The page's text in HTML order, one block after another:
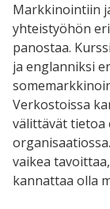
Markkinointiin
yhteistyöhön
panostaa.
ja englanniksi
Verkostoissa
välittävät tietoa
vaikea
kannattaa olla